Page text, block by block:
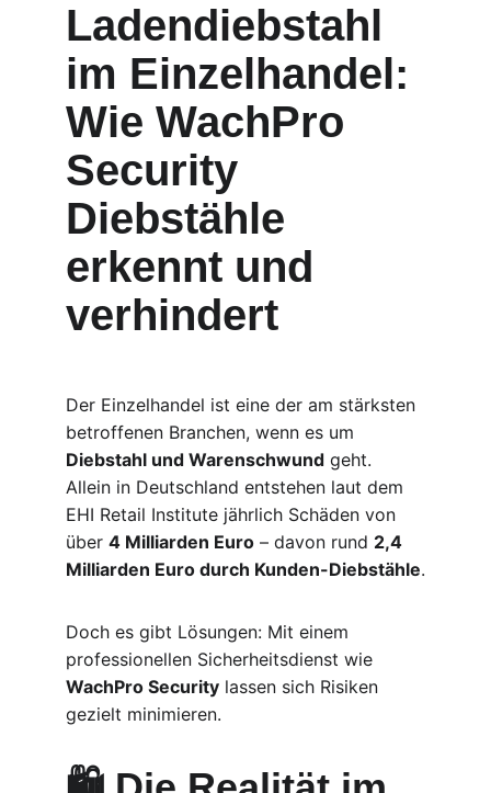
Ladendiebstahl
im Einzelhandel:
Wie WachPro
Security
Diebstähle
erkennt und
verhindert
Der Einzelhandel ist eine der am stärksten
betroffenen Branchen, wenn es um
Diebstahl und Warenschwund geht.
Allein in Deutschland entstehen laut dem
EHI Retail Institute jährlich Schäden von
über 4 Milliarden Euro – davon rund 2,4
Milliarden Euro durch Kunden-Diebstähle.
Doch es gibt Lösungen: Mit einem
professionellen Sicherheitsdienst wie
WachPro Security lassen sich Risiken
gezielt minimieren.